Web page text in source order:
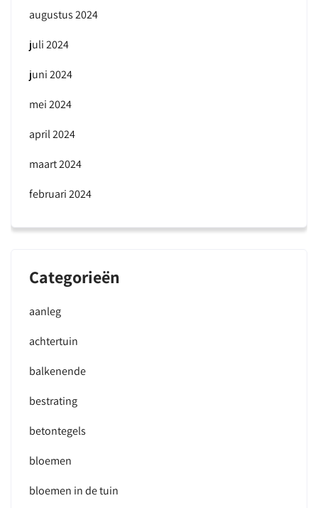
augustus 2024
juli 2024
juni 2024
mei 2024
april 2024
maart 2024
februari 2024
Categorieën
aanleg
achtertuin
balkenende
bestrating
betontegels
bloemen
bloemen in de tuin